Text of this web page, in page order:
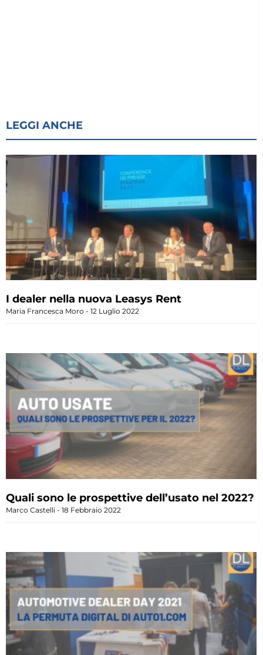
LEGGI ANCHE
I dealer nella nuova Leasys Rent
Maria Francesca Moro 12 Luglio 2022
Quali sono le prospettive dell’usato nel 2022?
Marco Castelli 18 Febbraio 2022